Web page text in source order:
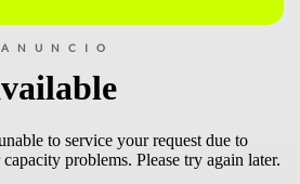
ANUNCIO